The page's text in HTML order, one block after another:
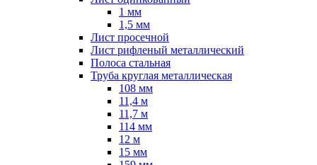
1 мм
1,5 мм
Лист просечной
Лист рифленый металлический
Полоса стальная
Труба круглая металлическая
108 мм
11,4 м
11,7 м
114 мм
12 м
15 мм